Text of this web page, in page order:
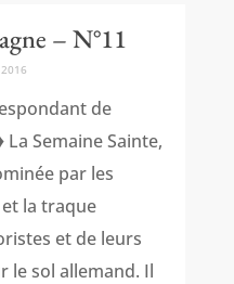
– N°11
2016
de
Semaine Sainte,
par les
la traque
et de leurs
le sol allemand. Il